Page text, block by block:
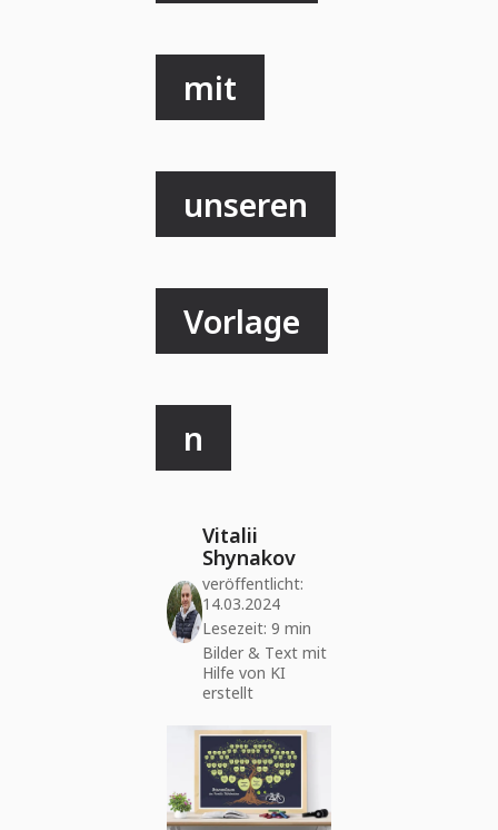
mit
unseren
Vorlage
n
Vitalii
Shynakov
veröffentlicht:
14.03.2024
Lesezeit: 9 min
Bilder & Text mit
Hilfe von KI
erstellt